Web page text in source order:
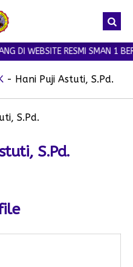
DI WEBSITE RESMI SMAN 1
- Hani Puji Astuti, S.Pd.
S.Pd.